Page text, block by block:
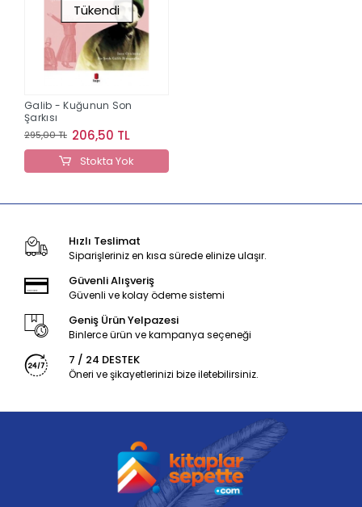
Tükendi
Galib - Kuğunun Son
Şarkısı
295,00 TL 206,50 TL
Stokta Yok
Hızlı Teslimat
Siparişleriniz en kısa sürede elinize ulaşır.
Güvenli Alışveriş
Güvenli ve kolay ödeme sistemi
Geniş Ürün Yelpazesi
Binlerce ürün ve kampanya seçeneği
7 / 24 DESTEK
Öneri ve şikayetlerinizi bize iletebilirsiniz.